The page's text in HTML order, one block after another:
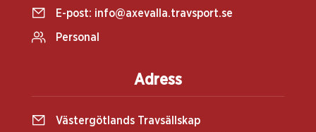
E-post: info@axevalla.travsport.se
Personal
Adress
Västergötlands Travsällskap